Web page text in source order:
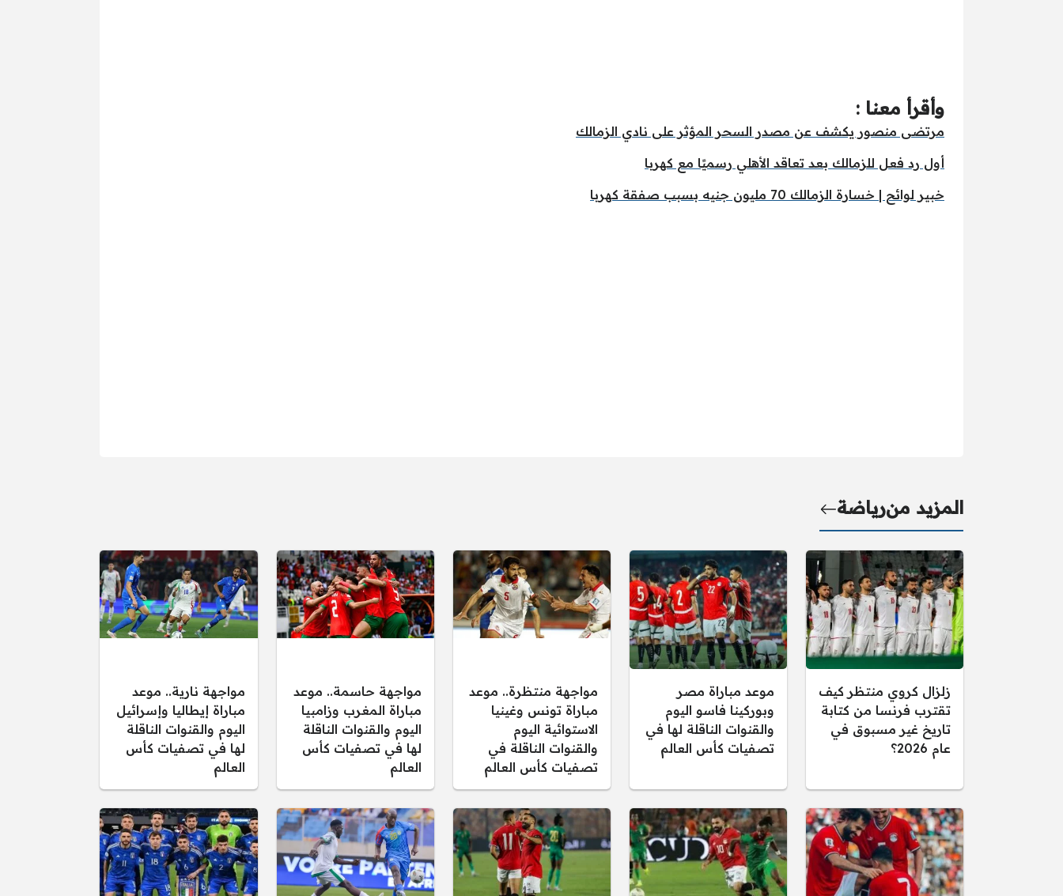
وأقرأ معنا :
مرتضى منصور يكشف عن مصدر السحر المؤثر على نادي الزمالك
أول رد فعل للزمالك بعد تعاقد الأهلي رسميًا مع كهربا
خبير لوائح | خسارة الزمالك 70 مليون جنيه بسبب صفقة كهربا
المزيد منرياضة
زلزال كروي منتظر كيف
تقترب فرنسا من كتابة
تاريخ غير مسبوق في
عام 2026؟
موعد مباراة مصر
وبوركينا فاسو اليوم
والقنوات الناقلة لها في
تصفيات كأس العالم
مواجهة منتظرة.. موعد
مباراة تونس وغينيا
الاستوائية اليوم
والقنوات الناقلة في
تصفيات كأس العالم
مواجهة حاسمة.. موعد
مباراة المغرب وزامبيا
اليوم والقنوات الناقلة
لها في تصفيات كأس
العالم
مواجهة نارية.. موعد
مباراة إيطاليا وإسرائيل
اليوم والقنوات الناقلة
لها في تصفيات كأس
العالم